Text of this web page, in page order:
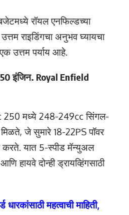
रॉयल एनफिल्डच्या
राइडिंगचा अनुभव घ्यायचा
उत्तम पर्याय आहे.
इंजिन. Royal Enfield
250 मध्ये 248-249cc सिंगल-
जे सुमारे 18-22PS पॉवर
यात 5-स्पीड मॅन्युअल
हायवे दोन्ही ड्रायव्हिंगसाठी
धारकांसाठी महत्वाची माहिती,